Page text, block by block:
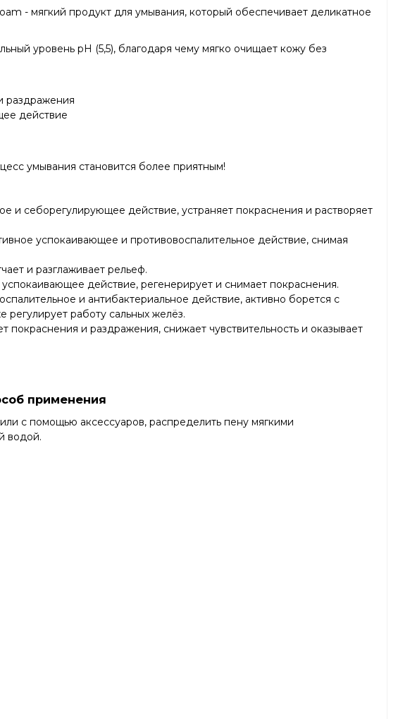
- мягкий продукт для умывания, который обеспечивает деликатное
уровень pH (5,5), благодаря чему мягко очищает кожу без
раздражения
действие
умывания становится более приятным!
и себорегулирующее действие, устраняет покраснения и растворяет
успокаивающее и противовоспалительное действие, снимая
и разглаживает рельеф.
действие, регенерирует и снимает покраснения.
и антибактериальное действие, активно борется с
работу сальных желёз.
покраснения и раздражения, снижает чувствительность и оказывает
применения
с помощью аксессуаров, распределить пену мягкими
водой.